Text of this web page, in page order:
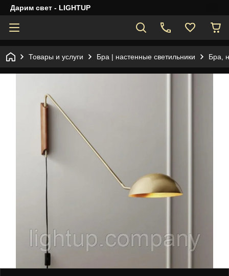
Дарим свет - LIGHTUP
Товары и услуги Бра | настенные светильники Бра,